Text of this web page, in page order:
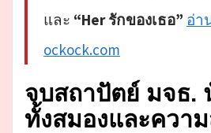
และ “Her รักของเธอ” อ่า
ockock.com
จบสถาปัตย์ มจธ.
ทั้งสมองและควา